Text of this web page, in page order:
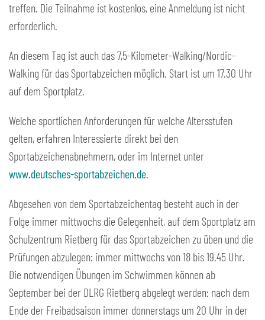
treffen. Die Teilnahme ist kostenlos, eine Anmeldung ist nicht
erforderlich.
An diesem Tag ist auch das 7,5-Kilometer-Walking/Nordic-
Walking für das Sportabzeichen möglich. Start ist um 17.30 Uhr
auf dem Sportplatz.
Welche sportlichen Anforderungen für welche Altersstufen
gelten, erfahren Interessierte direkt bei den
Sportabzeichenabnehmern, oder im Internet unter
www.deutsches-sportabzeichen.de.
Abgesehen von dem Sportabzeichentag besteht auch in der
Folge immer mittwochs die Gelegenheit, auf dem Sportplatz am
Schulzentrum Rietberg für das Sportabzeichen zu üben und die
Prüfungen abzulegen: immer mittwochs von 18 bis 19.45 Uhr.
Die notwendigen Übungen im Schwimmen können ab
September bei der DLRG Rietberg abgelegt werden: nach dem
Ende der Freibadsaison immer donnerstags um 20 Uhr in der